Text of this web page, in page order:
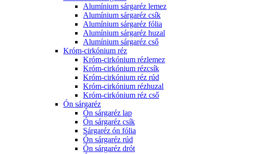
Alumínium sárgaréz lemez
Alumínium sárgaréz csík
Alumínium sárgaréz fólia
Alumínium sárgaréz huzal
Alumínium sárgaréz cső
Króm-cirkónium réz
Króm-cirkónium rézlemez
Króm-cirkónium rézcsík
Króm-cirkónium réz rúd
Króm-cirkónium rézhuzal
Króm-cirkónium réz cső
Ón sárgaréz
Ón sárgaréz lap
Ón sárgaréz csík
Sárgaréz ón fólia
Ón sárgaréz rúd
Ón sárgaréz drót